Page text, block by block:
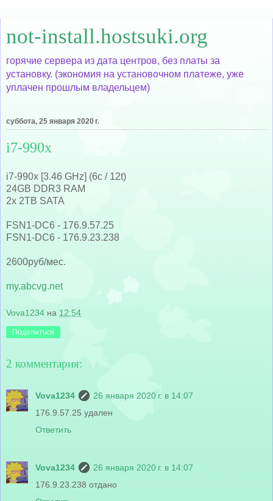
not-install.hostsuki.org
горячие сервера из дата центров, без платы за
установку. (экономия на установочном платеже, уже
уплачен прошлым владельцем)
суббота, 25 января 2020 г.
i7-990x
i7-990x [3.46 GHz] (6c / 12t)
24GB DDR3 RAM
2x 2TB SATA
FSN1-DC6 - 176.9.57.25
FSN1-DC6 - 176.9.23.238
2600руб/мес.
my.abcvg.net
Vova1234 на 12:54
Поделиться
2 комментария:
Vova1234
26 января 2020 г. в 14:07
176.9.57.25 удален
Ответить
Vova1234
26 января 2020 г. в 14:07
176.9.23.238 отдано